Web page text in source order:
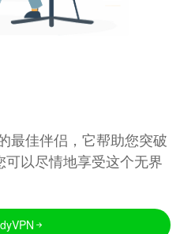
最佳伴侣，它帮助您突破
以尽情地享受这个无界